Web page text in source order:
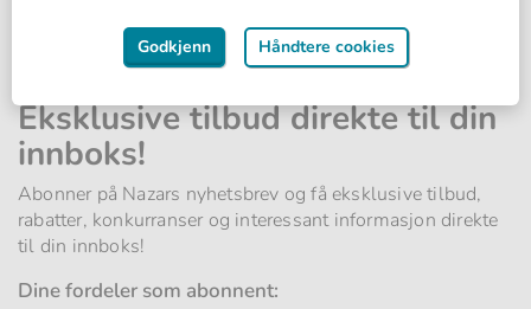
Eksklusive tilbud direkte til din
innboks!
Abonner på Nazars nyhetsbrev og få eksklusive tilbud,
rabatter, konkurranser og interessant informasjon direkte
til din innboks!
Dine fordeler som abonnent:
Godkjenn Håndtere cookies